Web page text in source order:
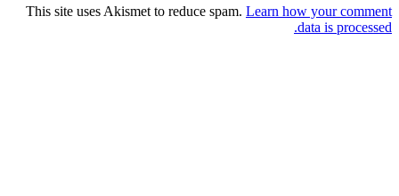
This site uses Akismet to reduce spam. Learn how your comment
data is processed.